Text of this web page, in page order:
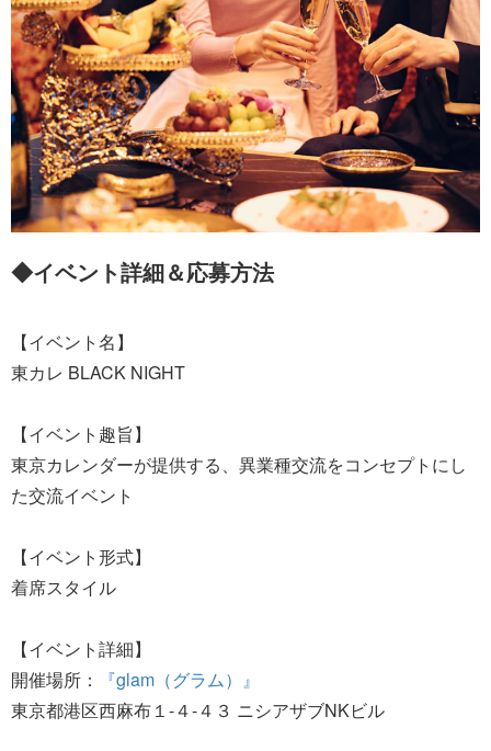
◆イベント詳細＆応募方法
【イベント名】
東カレ BLACK NIGHT
【イベント趣旨】
東京カレンダーが提供する、異業種交流をコンセプトにし
た交流イベント
【イベント形式】
着席スタイル
【イベント詳細】
開催場所：
『glam（グラム）』
東京都港区西麻布１-４-４３ ニシアザブNKビル